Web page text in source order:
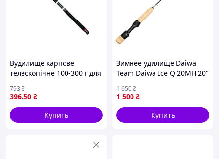
Вудилище карпове
телескопічне 100-300 г для
вуглеволокно 5 секцій
396.50 ₴
793₴
Купить
Зимнее удилище Daiwa
Team Daiwa Ice Q 20MH 20"
1 500 ₴
1 650₴
Купить